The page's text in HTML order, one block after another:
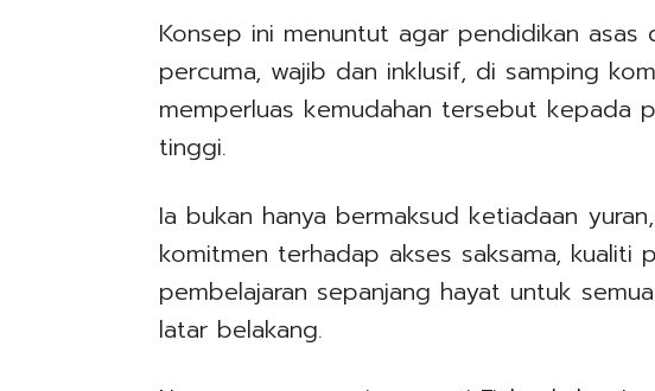
Konsep ini menuntut agar pendidikan asas
percuma, wajib dan inklusif, di samping
memperluas kemudahan tersebut kepada
tinggi.
Ia bukan hanya bermaksud ketiadaan
komitmen terhadap akses saksama, kualiti
pembelajaran sepanjang hayat untuk
latar belakang.